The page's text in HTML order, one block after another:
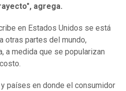
agrega.
en Estados Unidos se está
otras partes del mundo,
a medida que se popularizan
países en donde el consumidor